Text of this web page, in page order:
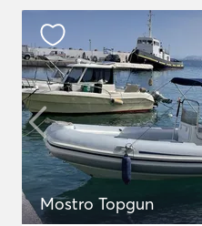
Mostro Topgun